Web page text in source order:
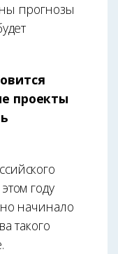
прогнозы
проекты
году
начинало
такого